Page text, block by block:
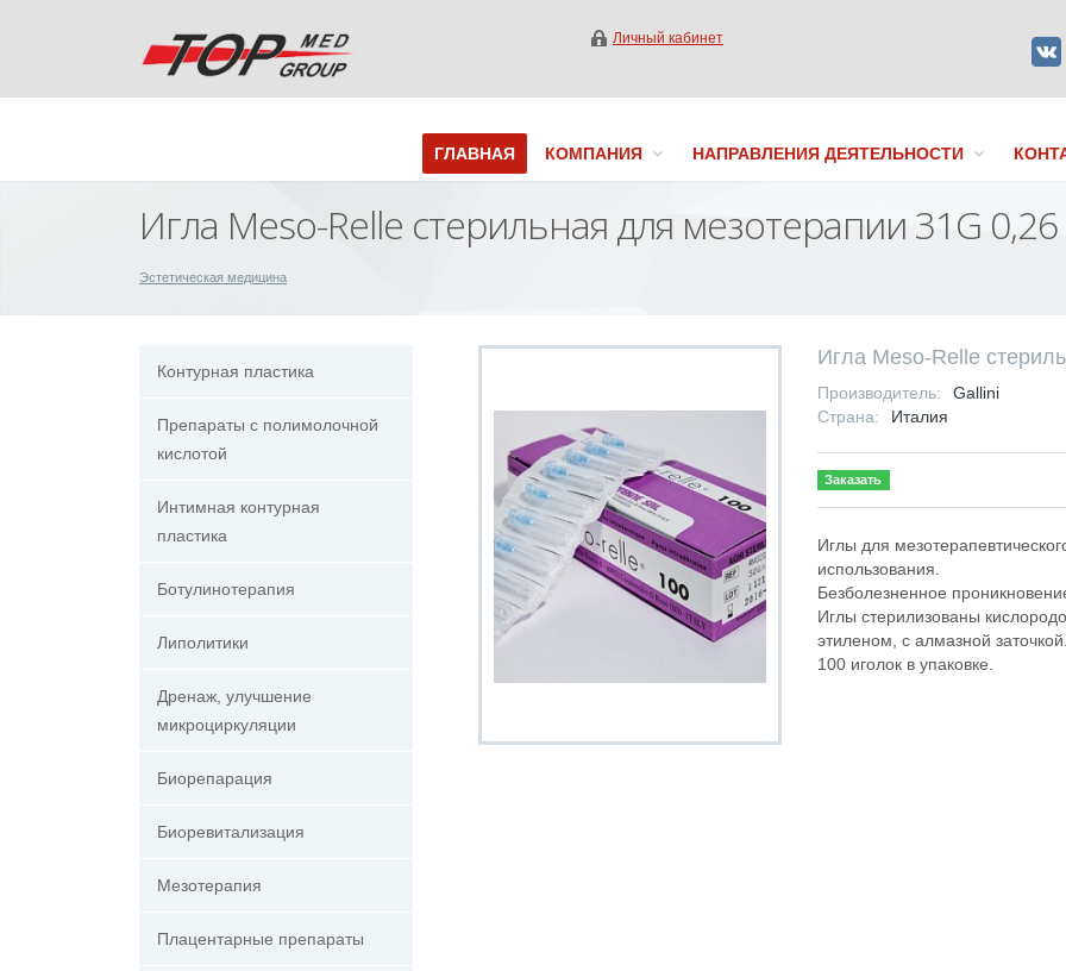
Личный кабинет
ГЛАВНАЯ КОМПАНИЯ НАПРАВЛЕНИЯ ДЕЯТЕЛЬНОСТИ
Игла Meso-Relle стерильная для мезотерапии 31G
Эстетическая медицина
Контурная пластика
Препараты с полимолочной
кислотой
Интимная контурная
пластика
Ботулинотерапия
Липолитики
Дренаж, улучшение
микроциркуляции
Биорепарация
Биоревитализация
Мезотерапия
Плацентарные препараты
Игла Meso-Relle
Производитель:
Gallini
Страна:
Италия
Заказать
Иглы для
использования.
Безболезненное
Иглы стерилизованы
этиленом, с алмазной заточкой.
100 иголок в упаковке.